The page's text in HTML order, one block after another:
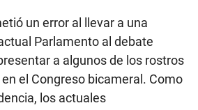
un error al llevar a una
Parlamento al debate
a algunos de los rostros
el Congreso bicameral. Como
los actuales